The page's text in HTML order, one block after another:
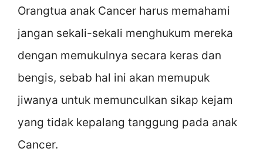
Orangtua anak Cancer harus memahami
jangan sekali-sekali menghukum mereka
dengan memukulnya secara keras dan
bengis, sebab hal ini akan memupuk
jiwanya untuk memunculkan sikap kejam
yang tidak kepalang tanggung pada anak
Cancer.